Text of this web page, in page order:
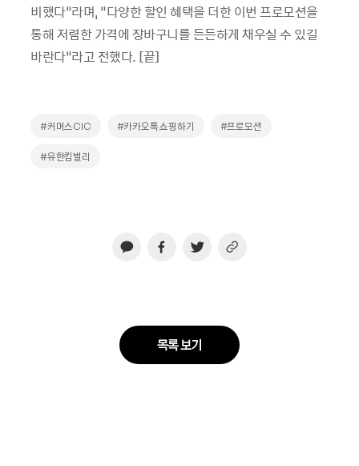
비했다”라며, “다양한 할인 혜택을 더한 이번 프로모션을
통해 저렴한 가격에 장바구니를 든든하게 채우실 수 있길
바란다”라고 전했다. [끝]
#커머스CIC #카카오톡 쇼핑하기 #프로모션
#유한킴벌리
목록 보기